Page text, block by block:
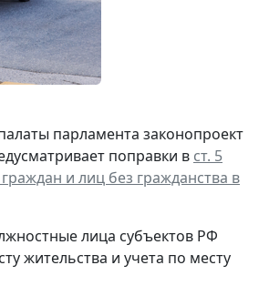
парламента законопроект
поправки в ст. 5
и лиц без гражданства в
лица субъектов РФ
жительства и учета по месту